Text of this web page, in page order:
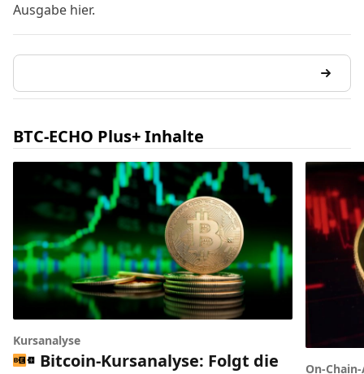
Ausgabe hier.
BTC-ECHO Plus+ Inhalte
Kursanalyse
Bitcoin-Kursanalyse: Folgt die
On-